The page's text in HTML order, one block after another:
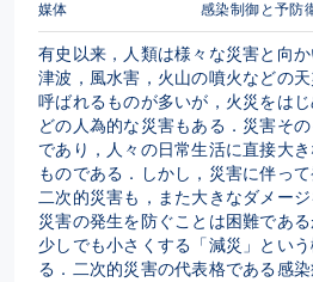
媒体
感染制御と予防
有史以来，人類は様々な災害と向
津波，風水害，火山の噴火などの
呼ばれるものが多いが，火災をは
どの人為的な災害もある．災害その
であり，人々の日常生活に直接大
ものである．しかし，災害に伴っ
二次的災害も，また大きなダメー
災害の発生を防ぐことは困難であ
少しでも小さくする「減災」とい
る．二次的災害の代表格である感